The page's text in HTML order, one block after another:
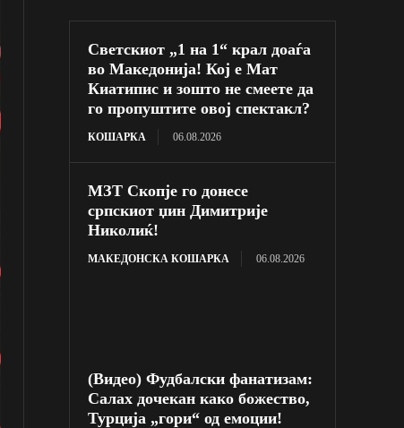
Светскиот „1 на 1“ крал доаѓа
во Македонија! Кој е Мат
Киатипис и зошто не смеете да
го пропуштите овој спектакл?
КОШАРКА 06.08.2026
МЗТ Скопје го донесе
српскиот џин Димитрије
Николиќ!
МАКЕДОНСКА КОШАРКА 06.08.2026
(Видео) Фудбалски фанатизам:
Салах дочекан како божество,
Турција „гори“ од емоции!